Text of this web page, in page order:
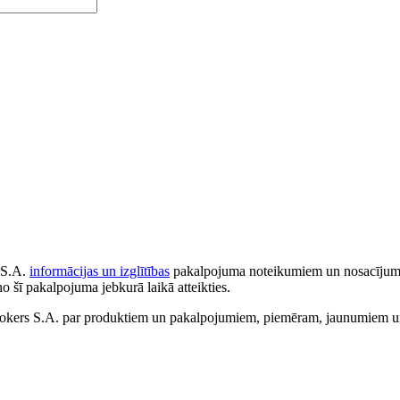
informācijas un izglītības pakalpojuma noteikumiem un
šī pakalpojuma jebkurā laikā atteikties.
S.A. par produktiem un pakalpojumiem, piemēram, jaunumiem